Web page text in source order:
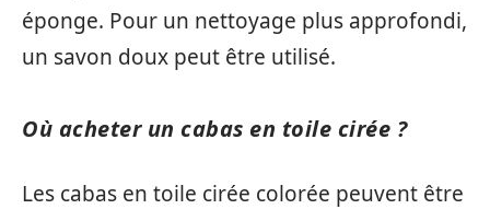
éponge. Pour un nettoyage plus approfondi,
un savon doux peut être utilisé.
Où acheter un cabas en toile cirée ?
Les cabas en toile cirée colorée peuvent être